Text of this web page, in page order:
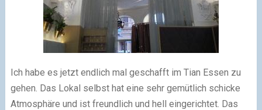
Ich habe es jetzt endlich mal geschafft im Tian Essen zu
gehen. Das Lokal selbst hat eine sehr gemütlich schicke
Atmosphäre und ist freundlich und hell eingerichtet. Das